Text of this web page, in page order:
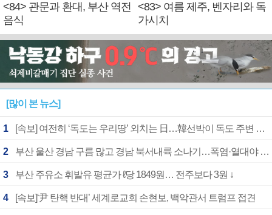
<84> 관문과 환대, 부산 역전
음식
<83> 여름 제주, 벤자리와 독
가시치
[많이 본 뉴스]
1 [속보] 여전히 ‘독도는 우리땅’ 외치는 日…韓선박이 독도 주변 해양조사 활동하자 반발
2 부산 울산 경남 구름 많고 경남 북서내륙 소나기…폭염·열대야 계속
3 부산 주유소 휘발유 평균가 ℓ당 1849원… 전주보다 3원 ↓
4 [속보]‘尹 탄핵 반대’ 세계로교회 손현보, 백악관서 트럼프 접견